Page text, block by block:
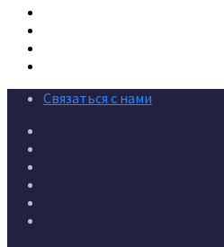
Связаться с нами